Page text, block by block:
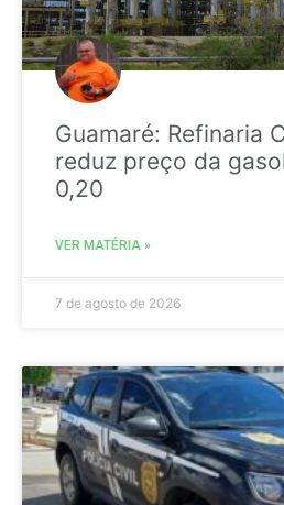
Guamaré: Refinaria
reduz preço da
0,20
VER MATÉRIA »
7 de agosto de 2026